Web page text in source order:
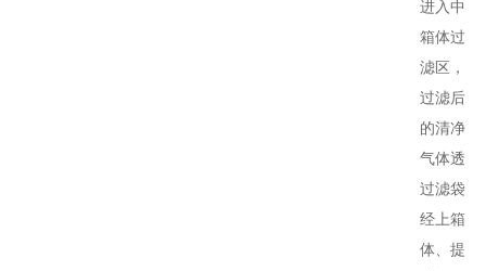
进入中
箱体过
滤区，
过滤后
的清净
气体透
过滤袋
经上箱
体、提